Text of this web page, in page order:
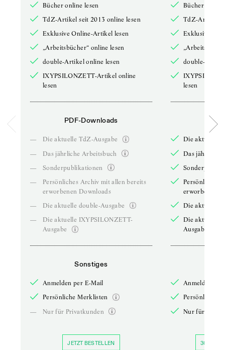
Bücher online lesen
TdZ-Artikel seit 2013 online lesen
Exklusive Online-Artikel lesen
„Arbeitsbücher“ online lesen
double-Artikel online lesen
IXYPSILONZETT-Artikel online
lesen
PDF-Downloads
—
Die aktuelle TdZ-Ausgabe
—
Das jährliche Arbeitsbuch
—
Sonderpublikationen
—
Persönliches Archiv mit allen bereits
erworbenen Downloads
—
Die aktuelle double-Ausgabe
—
Die aktuelle IXYPSILONZETT-
Ausgabe
Sonstiges
Anmelden per E-Mail
Persönliche Merklisten
—
Nur für Privatkunden
JETZT BESTELLEN
Bücher online
TdZ-Artikel
Exklusive
double-
lesen
Die aktuelle
Das jährliche
Persönliches
erworbenen
Die aktuelle
Die aktuelle
Ausgabe
Anmelden
Persönliche
Nur für
30 TAGE